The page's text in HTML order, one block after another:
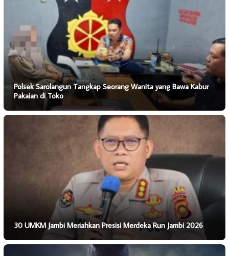
Polsek Sarolangun Tangkap Seorang Wanita yang Bawa Kabur
Pakaian di Toko
30 UMKM Jambi Meriahkan Presisi Merdeka Run Jambi 2026